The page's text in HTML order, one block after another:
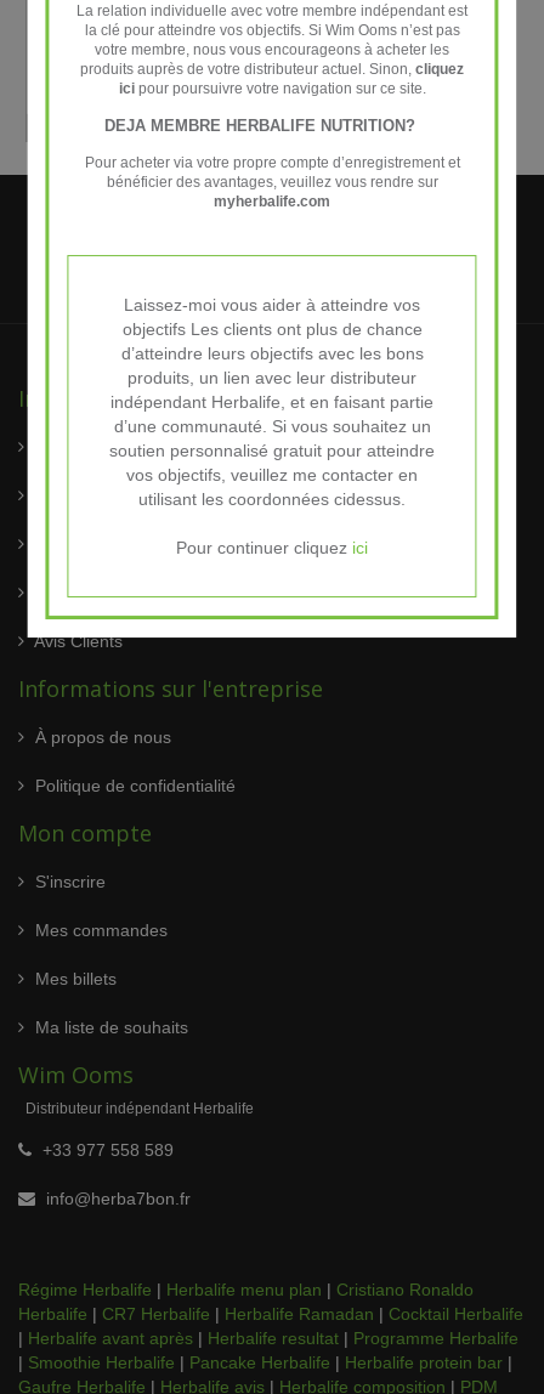
Informations
Conditions Générals
Modes de Paiement
Service clientèle
Avis Clients
Informations sur l'entreprise
À propos de nous
Politique de confidentialité
Mon compte
S'inscrire
Mes commandes
Mes billets
Ma liste de souhaits
Wim Ooms
Distributeur indépendant Herbalife
+33 977 558 589
info@herba7bon.fr
Régime Herbalife | Herbalife menu plan | Cristiano Ronaldo
Herbalife | CR7 Herbalife | Herbalife Ramadan | Cocktail Herbalife
| Herbalife avant après | Herbalife resultat | Programme Herbalife
| Smoothie Herbalife | Pancake Herbalife | Herbalife protein bar |
Gaufre Herbalife | Herbalife avis | Herbalife composition | PDM
La relation individuelle avec votre membre indépendant est
la clé pour atteindre vos objectifs. Si Wim Ooms n’est pas
votre membre, nous vous encourageons à acheter les
produits auprès de votre distributeur actuel. Sinon, cliquez
icipour poursuivre votre navigation sur ce site.
DEJA MEMBRE HERBALIFE NUTRITION?
Pour acheter via votre propre compte d’enregistrement et
bénéficier des avantages, veuillez vous rendre sur
myherbalife.com
Laissez-moi vous aider à atteindre vos
objectifs Les clients ont plus de chance
d’atteindre leurs objectifs avec les bons
produits, un lien avec leur distributeur
indépendant Herbalife, et en faisant partie
d’une communauté. Si vous souhaitez un
soutien personnalisé gratuit pour atteindre
vos objectifs, veuillez me contacter en
utilisant les coordonnées cidessus.
Pour continuer cliquez ici